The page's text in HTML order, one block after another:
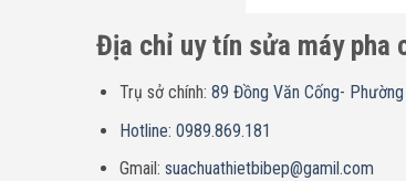
Địa chỉ uy tín sửa máy pha
Trụ sở chính: 89 Đồng Văn Cống-
Hotline: 0989.869.181
Gmail: suachuathietbibep@gamil.com